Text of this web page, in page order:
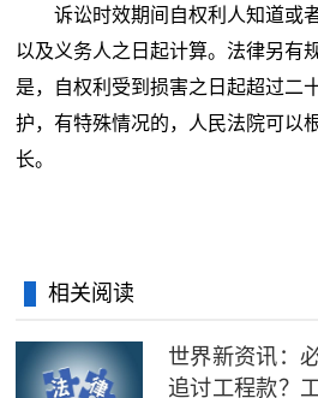
诉讼时效期间自权利人知道或
以及义务人之日起计算。法律另有
是，自权利受到损害之日起超过二
护，有特殊情况的，人民法院可以
长。
相关阅读
世界新资讯：
追讨工程款？